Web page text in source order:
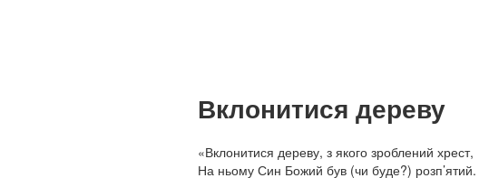
Вклонитися дереву
«Вклонитися дереву, з якого зроблений хрест,
На ньому Син Божий був (чи буде?) розп’ятий.